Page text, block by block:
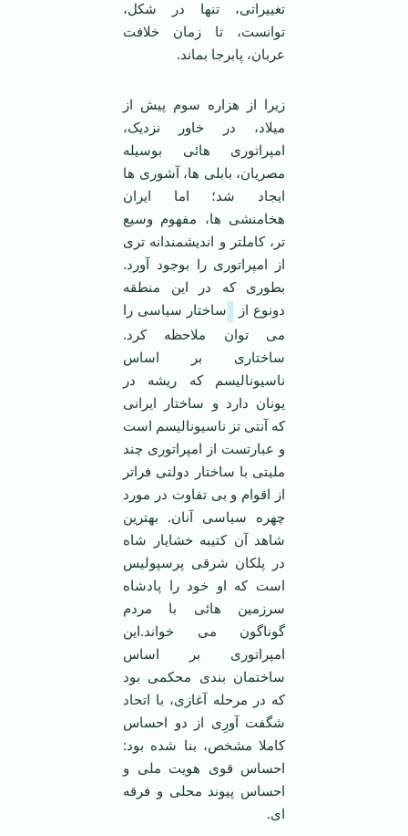
تغییراتی، تنها در شکل،
توانست، تا زمان خلافت
عربان، پابرجا بماند.
زیرا از هزاره سوم پیش از
میلاد، در خاور نزدیک،
امپراتوری هائی بوسیله
مصریان، بابلی ها، آشوری ها
ایجاد شد؛ اما ایران
هخامنشی ها، مفهوم وسیع
تر، کاملتر و اندیشمندانه تری
از امپراتوری را بوجود آورد.
بطوری که در این منطقه
دونوع از
ساختار سیاسی را
می توان ملاحظه کرد.
ساختاری بر اساس
ناسیونالیسم که ریشه در
یونان دارد و ساختار ایرانی
که آنتی تز ناسیونالیسم است
و عبارتست از امپراتوری چند
ملیتی با ساختار دولتی فراتر
از اقوام و بی تفاوت در مورد
چهره سیاسی آنان. بهترین
شاهد آن کتیبه خشایار شاه
در پلکان شرقی پرسپولیس
است که او خود را پادشاه
سرزمین هائی با مردم
گوناگون می خواند.این
امپراتوری بر اساس
ساختمان بندی محکمی بود
که در مرحله آغازی، با اتحاد
شگفت آورِی از دو احساس
کاملا مشخص، بنا شده بود:
احساس قوی هویت ملی و
احساس پیوند محلی و فرقه
ای.